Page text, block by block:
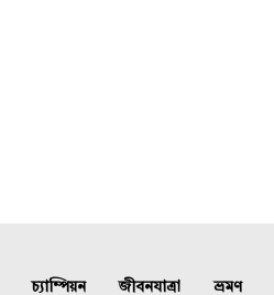
চ্যাম্পিয়ন জীবনযাত্রা ভ্রমণ